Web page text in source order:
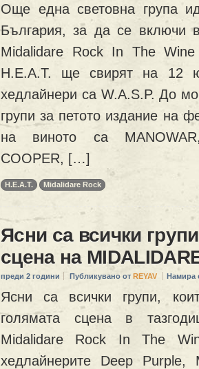
Още една световна група
България, за да се включи
Midalidare Rock In The
H.E.A.T. ще свирят на 12
хедлайнери са W.A.S.P. До
групи за петото издание на
на виното са
COOPER, […]
H.E.A.T. Midalidare Rock
Ясни са всички
сцена на
преди 2 години Публикувано от REYAV Намира
Ясни са всички групи,
голямата сцена в
Midalidare Rock In The
хедлайнерите Deep